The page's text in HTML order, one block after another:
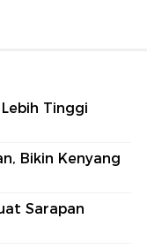
Tinggi
Bikin Kenyang
Sarapan